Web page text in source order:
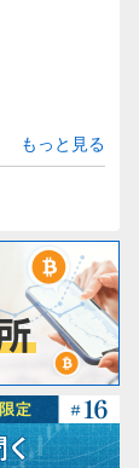
もっと見る